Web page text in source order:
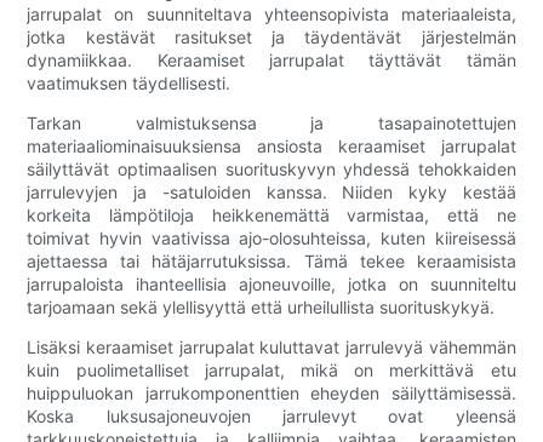
jarrupalat on suunniteltava yhteensopivista materiaaleista,
jotka kestävät rasitukset ja täydentävät järjestelmän
dynamiikkaa. Keraamiset jarrupalat täyttävät tämän
vaatimuksen täydellisesti.
Tarkan valmistuksensa ja tasapainotettujen
materiaaliominaisuuksiensa ansiosta keraamiset jarrupalat
säilyttävät optimaalisen suorituskyvyn yhdessä tehokkaiden
jarrulevyjen ja -satuloiden kanssa. Niiden kyky kestää
korkeita lämpötiloja heikkenemättä varmistaa, että ne
toimivat hyvin vaativissa ajo-olosuhteissa, kuten kiireisessä
ajettaessa tai hätäjarrutuksissa. Tämä tekee keraamisista
jarrupaloista ihanteellisia ajoneuvoille, jotka on suunniteltu
tarjoamaan sekä ylellisyyttä että urheilullista suorituskykyä.
Lisäksi keraamiset jarrupalat kuluttavat jarrulevyä vähemmän
kuin puolimetalliset jarrupalat, mikä on merkittävä etu
huippuluokan jarrukomponenttien eheyden säilyttämisessä.
Koska luksusajoneuvojen jarrulevyt ovat yleensä